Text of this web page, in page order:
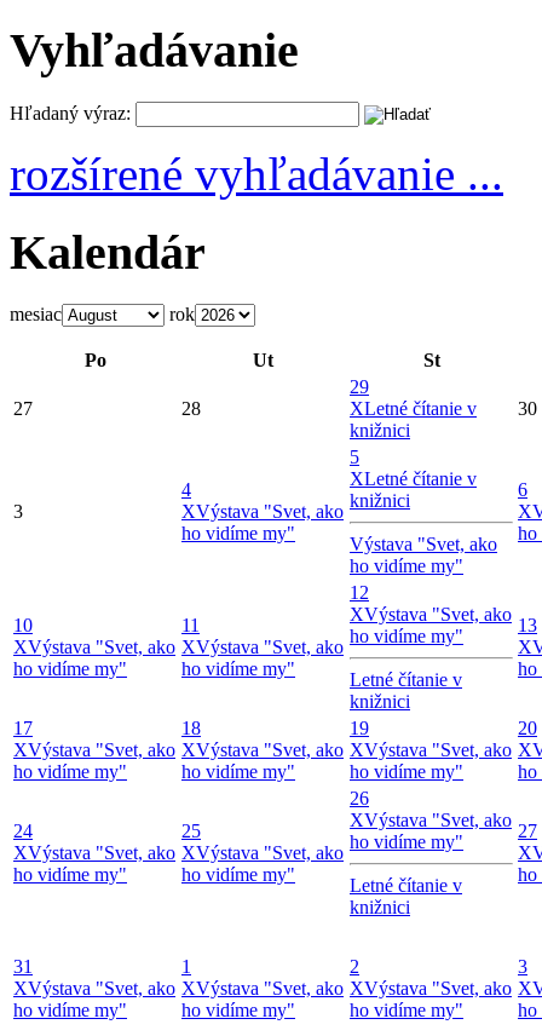
Vyhľadávanie
Hľadaný výraz:
rozšírené vyhľadávanie ...
Kalendár
mesiac rok
Po Ut St
27 28
29
XLetné čítanie v
knižnici
30
3
4
XVýstava "Svet, ako
ho vidíme my"
5
XLetné čítanie v
knižnici
Výstava "Svet, ako
ho vidíme my"
6
X
ho
10
XVýstava "Svet, ako
ho vidíme my"
11
XVýstava "Svet, ako
ho vidíme my"
12
XVýstava "Svet, ako
ho vidíme my"
Letné čítanie v
knižnici
13
X
ho
17
XVýstava "Svet, ako
ho vidíme my"
18
XVýstava "Svet, ako
ho vidíme my"
19
XVýstava "Svet, ako
ho vidíme my"
20
X
ho
24
XVýstava "Svet, ako
ho vidíme my"
25
XVýstava "Svet, ako
ho vidíme my"
26
XVýstava "Svet, ako
ho vidíme my"
Letné čítanie v
knižnici
27
X
ho
31
XVýstava "Svet, ako
ho vidíme my"
1
XVýstava "Svet, ako
ho vidíme my"
2
XVýstava "Svet, ako
ho vidíme my"
3
X
ho